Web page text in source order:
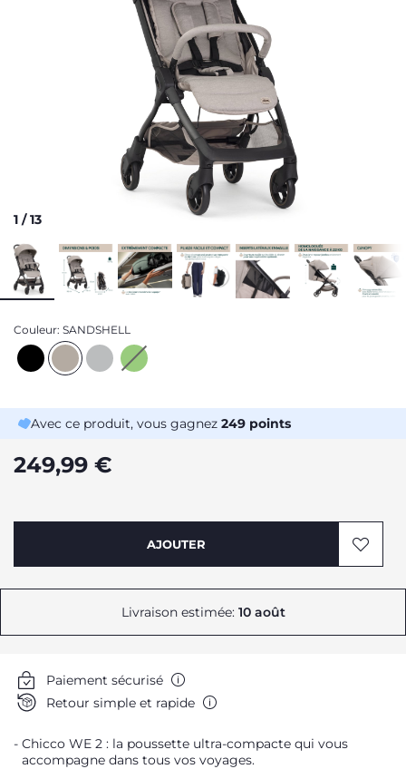
1 /13
Couleur: SANDSHELL
Avec ce produit, vous gagnez 249 points
249,99 €
AJOUTER
Livraison estimée: 10 août
Paiement sécurisé
Retour simple et rapide
Chicco WE 2 : la poussette ultra-compacte qui vous
accompagne dans tous vos voyages.